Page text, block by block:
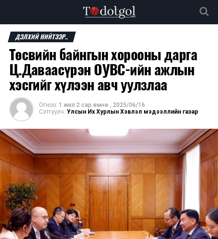
ДЭЛХИЙ НИЙТЭЭР..
Төсвийн байнгын хорооны дарга
Ц.Даваасүрэн ОУВС-ийн ажлын
хэсгийг хүлээн авч уулзлаа
Огноо: 1 жил 2 сар.өмнө , 2025/06/16
Сэтгүүлч: Улсын Их Хурлын Хэвлэл мэдээллийн газар